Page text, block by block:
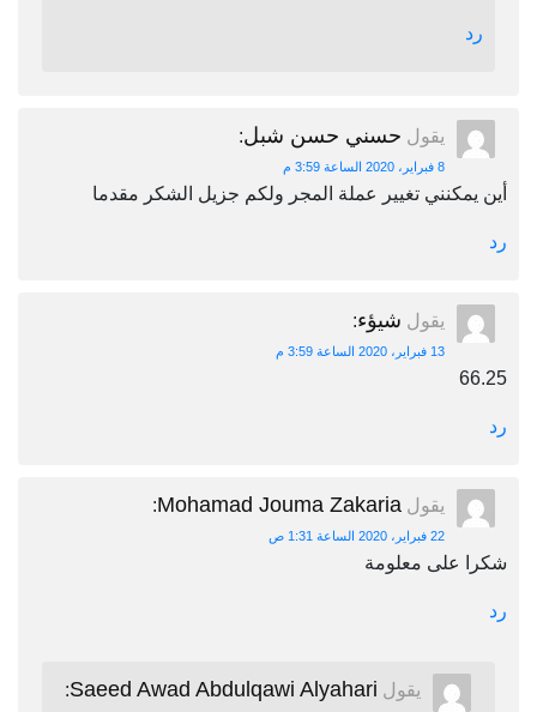
رد
يقول حسني حسن شبل:
8 فبراير، 2020 الساعة 3:59 م
أين يمكنني تغيير عملة المجر ولكم جزيل الشكر مقدما
رد
يقول شيؤء:
13 فبراير، 2020 الساعة 3:59 م
66.25
رد
يقول Mohamad Jouma Zakaria
:
22 فبراير، 2020 الساعة 1:31 ص
شكرا على معلومة
رد
يقول Saeed Awad Abdulqawi Alyahari
: